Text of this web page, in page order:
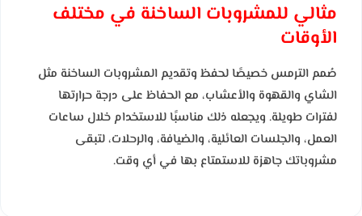
مثالي للمشروبات الساخنة في مختلف
الأوقات
صُمم الترمس خصيصًا لحفظ وتقديم المشروبات الساخنة مثل
الشاي والقهوة والأعشاب، مع الحفاظ على درجة حرارتها
لفترات طويلة. ويجعله ذلك مناسبًا للاستخدام خلال ساعات
العمل، والجلسات العائلية، والضيافة، والرحلات، لتبقى
مشروباتك جاهزة للاستمتاع بها في أي وقت.